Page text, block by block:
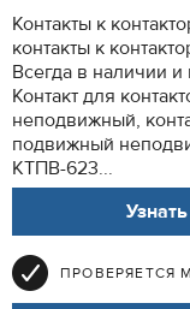
Контакты к
контакты к
Всегда в наличии и
Контакт для
неподвижный,
подвижный
КТПВ-623...
ПРОВЕРЯЕТСЯ